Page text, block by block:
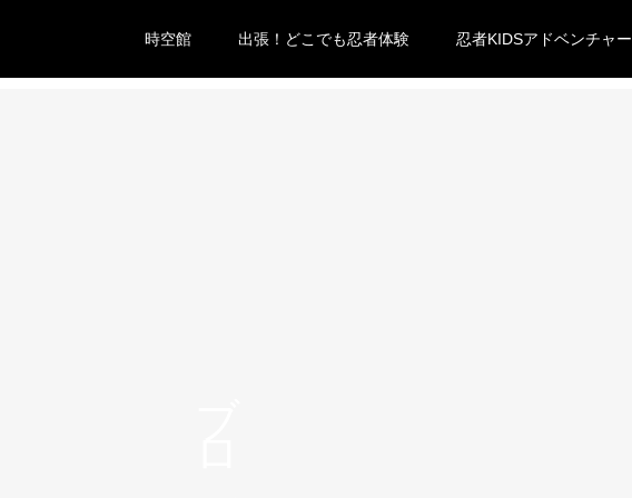
時空館 出張！どこでも忍者体験 忍者KIDSアドベンチャー